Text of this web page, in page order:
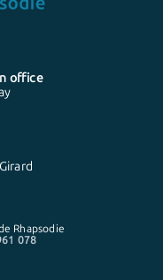
office
Rhapsodie
078